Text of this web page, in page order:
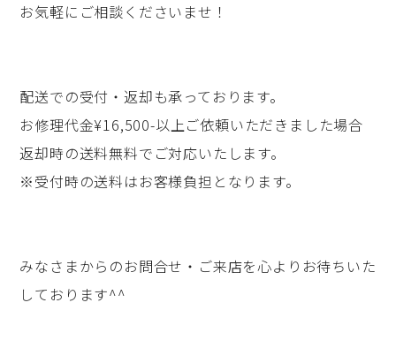
お気軽にご相談くださいませ！
配送での受付・返却も承っております。
お修理代金¥16,500-以上ご依頼いただきました場合
返却時の送料無料でご対応いたします。
※受付時の送料はお客様負担となります。
みなさまからのお問合せ・ご来店を心よりお待ちいた
しております^^